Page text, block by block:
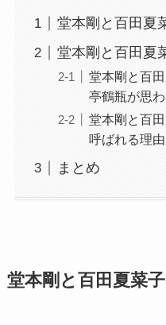
堂本剛と百田夏
堂本剛と百田夏
堂本剛と百
亭鶴瓶が思
堂本剛と百
呼ばれる理由
まとめ
堂本剛と百田夏菜